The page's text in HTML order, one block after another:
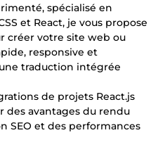
spécialisé en
et React, je vous propose
créer votre site web ou
responsive et
traduction intégrée
de projets React.js
des avantages du rendu
SEO et des performances